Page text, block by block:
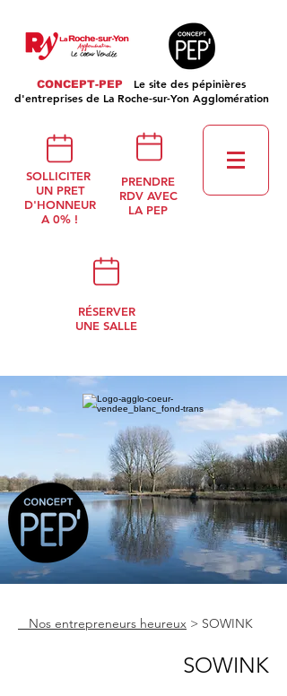
CONCEPT-PEP
Le site des pépinières
d'entreprises de La Roche-sur-Yon Agglomération
SOLLICITER
UN PRET
D'HONNEUR
A 0% !
PRENDRE
RDV AVEC
LA PEP
RÉSERVER
UNE SALLE
SOWINK
Nos entrepreneurs heureux > SOWINK